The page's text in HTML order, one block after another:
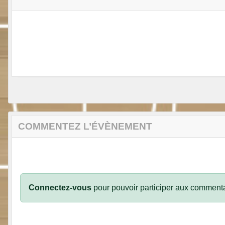
COMMENTEZ L’ÉVÈNEMENT
Connectez-vous pour pouvoir participer aux